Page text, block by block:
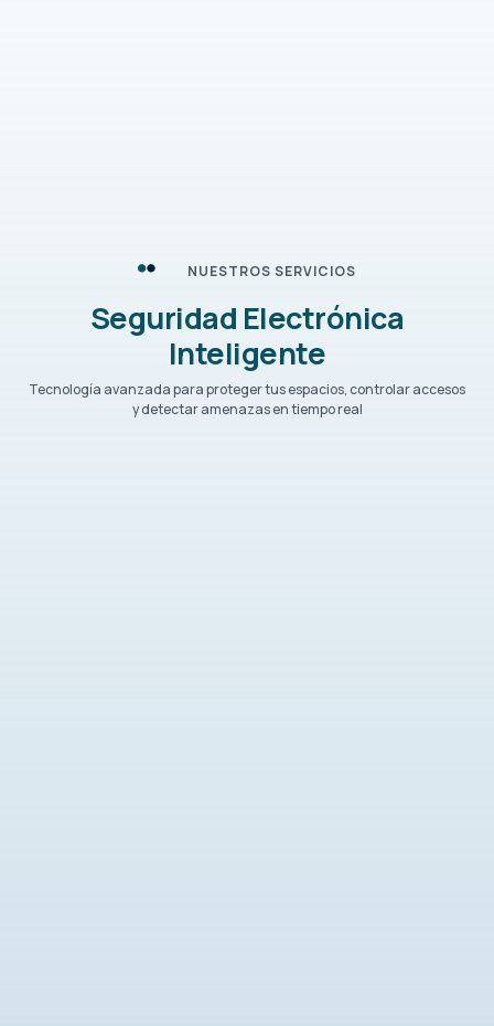
NUESTROS SERVICIOS
Seguridad Electrónica
Inteligente
Tecnología avanzada para proteger tus espacios, controlar accesos
y detectar amenazas en tiempo real